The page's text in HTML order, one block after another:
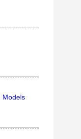
Models